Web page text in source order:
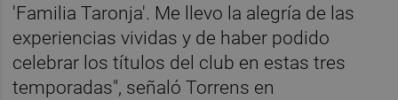
'Familia Taronja'. Me llevo la alegría de las
experiencias vividas y de haber podido
celebrar los títulos del club en estas tres
temporadas", señaló Torrens en